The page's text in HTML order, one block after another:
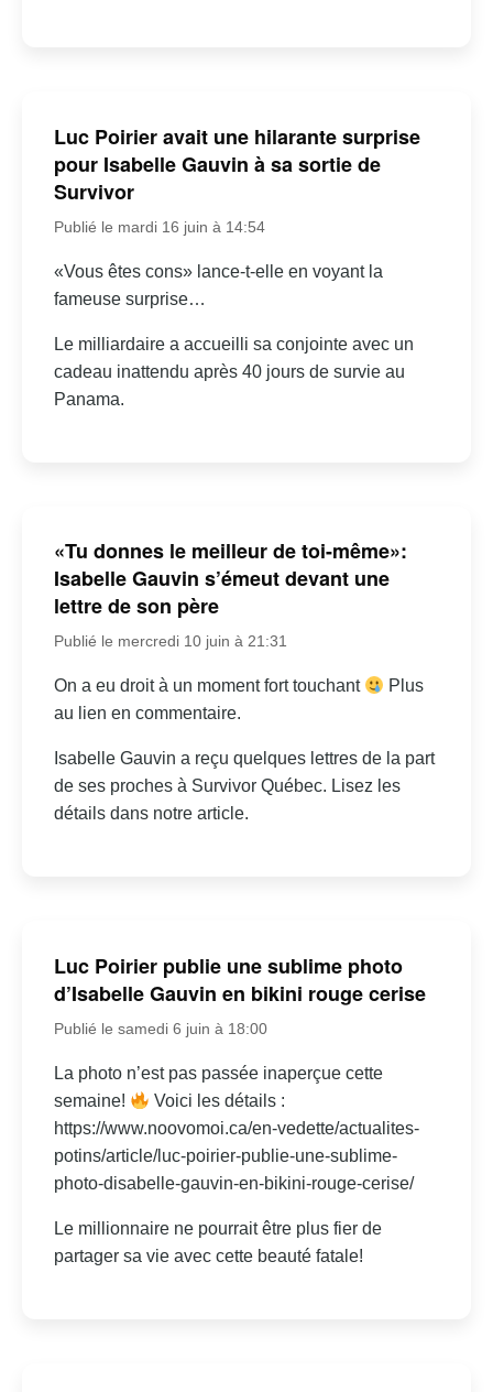
Luc Poirier avait une hilarante surprise
pour Isabelle Gauvin à sa sortie de
Survivor
Publié le mardi 16 juin à 14:54
«Vous êtes cons» lance-t-elle en voyant la
fameuse surprise…
Le milliardaire a accueilli sa conjointe avec un
cadeau inattendu après 40 jours de survie au
Panama.
«Tu donnes le meilleur de toi-même»:
Isabelle Gauvin s’émeut devant une
lettre de son père
Publié le mercredi 10 juin à 21:31
On a eu droit à un moment fort touchant
Plus
au lien en commentaire.
Isabelle Gauvin a reçu quelques lettres de la part
de ses proches à Survivor Québec. Lisez les
détails dans notre article.
Luc Poirier publie une sublime photo
d’Isabelle Gauvin en bikini rouge cerise
Publié le samedi 6 juin à 18:00
La photo n’est pas passée inaperçue cette
semaine!
Voici les détails :
https://www.noovomoi.ca/en-vedette/actualites-
potins/article/luc-poirier-publie-une-sublime-
photo-disabelle-gauvin-en-bikini-rouge-cerise/
Le millionnaire ne pourrait être plus fier de
partager sa vie avec cette beauté fatale!